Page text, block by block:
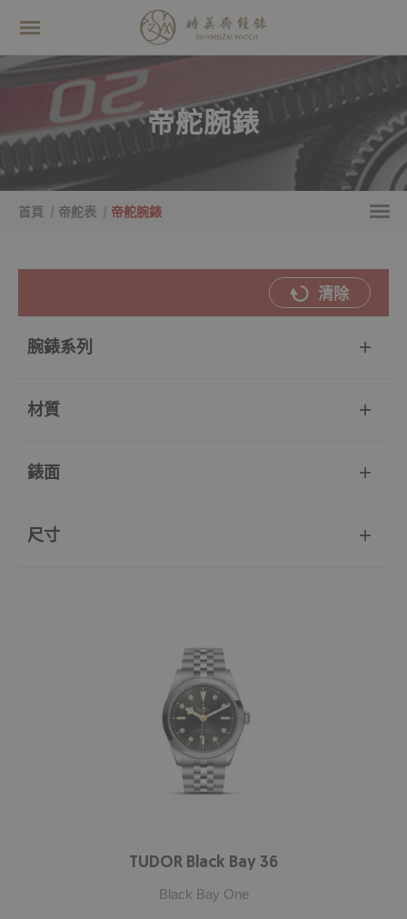
帝舵腕錶
首頁 帝舵表 帝舵腕錶
清除
腕錶系列
材質
錶面
尺寸
TUDOR Black Bay 36
Black Bay One